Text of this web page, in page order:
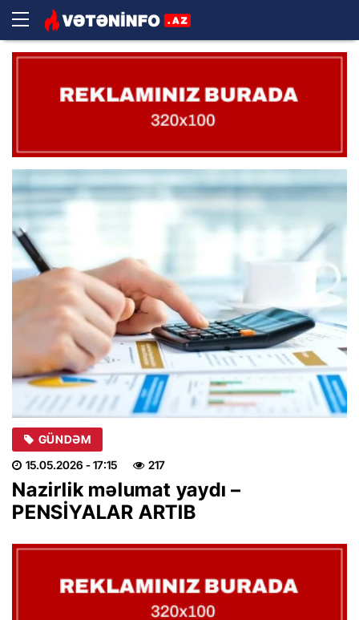
GÜNDƏM
15.05.2026 - 17:15 217
Nazirlik məlumat yaydı –
PENSİYALAR ARTIB